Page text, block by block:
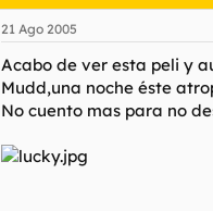
e
c
h
a
d
e
i
21 Ago 2005
Acabo de ver esta peli y
Mudd,una noche éste
No cuento mas para no